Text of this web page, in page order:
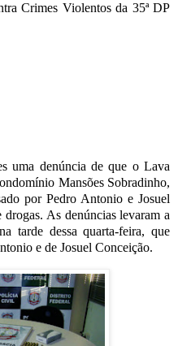
Crimes Violentos da 35ª DP
uma denúncia de que o Lava
Mansões Sobradinho,
por Pedro Antonio e Josuel
As denúncias levaram a
tarde dessa quarta-feira, que
e de Josuel Conceição.